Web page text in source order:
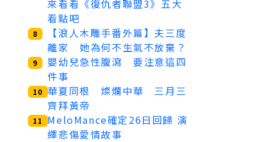
來看看《復仇者聯盟3》五大
看點吧
8
【浪人木雕手番外篇】夫三度
離家 她為何不生氣不放棄？
9
嬰幼兒急性腹瀉 要注意這四
件事
10 華夏同根 燦爛中華 三月三
齊拜黃帝
11
MeloMance確定26日回歸 演
繹悲傷愛情故事